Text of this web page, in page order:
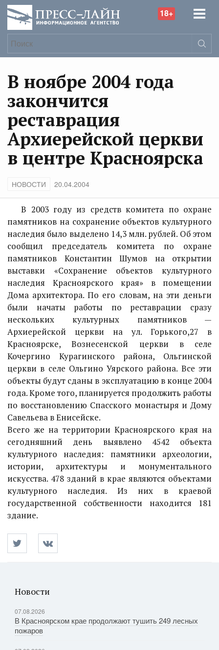
18+
В ноябре 2004 года
закончится
реставрация
Архиерейской церкви
в центре Красноярска
НОВОСТИ 20.04.2004
В 2003 году из средств комитета по охране
памятников на сохранение объектов культурного
наследия было выделено 14,3 млн. рублей. Об этом
сообщил председатель комитета по охране
памятников Константин Шумов на открытии
выставки «Сохранение объектов культурного
наследия Красноярского края» в помещении
Дома архитектора. По его словам, на эти деньги
были начаты работы по реставрации сразу
нескольких культурных памятников —
Архиерейской церкви на ул. Горького,27 в
Красноярске, Вознесенской церкви в селе
Кочергино Курагинского района, Ольгинской
церкви в селе Ольгино Уярского района. Все эти
объекты будут сданы в эксплуатацию в конце 2004
года. Кроме того, планируется продолжить работы
по восстановлению Спасского монастыря и Дому
Савельева в Енисейске.
Всего же на территории Красноярского края на
сегодняшний день выявлено 4542 объекта
культурного наследия: памятники археологии,
истории, архитектуры и монументального
искусства. 478 зданий в крае являются объектами
культурного наследия. Из них в краевой
государственной собственности находится 181
здание.
Новости
07.08.2026
В Красноярском крае продолжают тушить 249 лесных
пожаров